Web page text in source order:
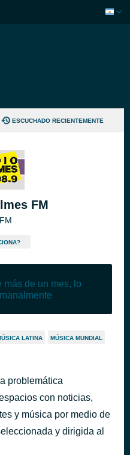
ESCUCHADO RECIENTEMENTE
FM
más de un mes, lo
LATINA MÚSICA MUNDIAL
problemática
con noticias,
y música por medio de
y dirigida al